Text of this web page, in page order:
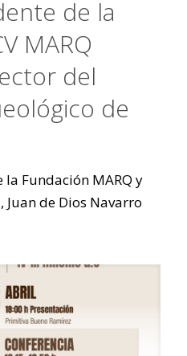
de la
MARQ
del
de
la Fundación MARQ y
de Dios Navarro